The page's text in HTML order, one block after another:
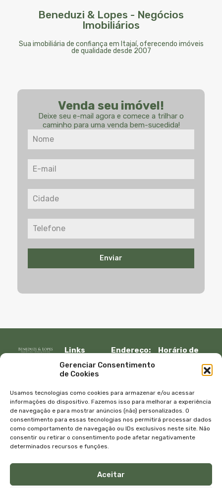
Gerenciar Consentimento
de Cookies
Usamos tecnologias como cookies para armazenar e/ou acessar
informações do dispositivo. Fazemos isso para melhorar a experiência
de navegação e para mostrar anúncios (não) personalizados. O
consentimento para essas tecnologias nos permitirá processar dados
como comportamento de navegação ou IDs exclusivos neste site. Não
consentir ou retirar o consentimento pode afetar negativamente
determinados recursos e funções.
Aceitar
Beneduzi & Lopes - Negócios
Imobiliários
Sua imobiliária de confiança em Itajaí, oferecendo imóveis
de qualidade desde 2007
Venda seu imóvel!
Deixe seu e-mail agora e comece a trilhar o
caminho para uma venda bem-sucedida!
Enviar
Links
Início
Imóveis
Empresa
Equipe
Blog
Contato
Política de
privacidade
Endereço:
Muller, 917 –
CEP 88301-
401
Telefone:
+55 47
3045-4070
+55 47
99615-9333
Horário de
13:30 – 18:00
Sábado e
domingo
com
agendamento